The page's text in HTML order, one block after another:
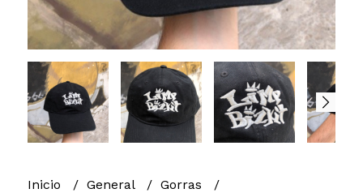
Inicio General
Gorras